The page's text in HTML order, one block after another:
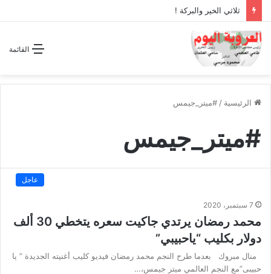
ثلاثي الخير والبركة !
القائمة
الرئيسية / #ميتر_جيمس
#ميتر_جيمس
عاجل
7 سبتمبر، 2020
محمد رمضان يرتدي جاكيت سعره يتخطي 30 ألف
دولار بكليب “ياحبيبي”
منال مبروك بعدما طرح النجم محمد رمضان فيديو كليب أغنيته الجديدة ” يا
حبيبى”مع النجم العالمي ميتر جيمس،…